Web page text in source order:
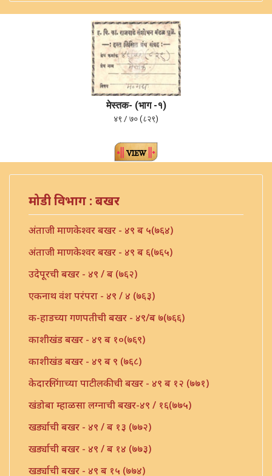
मेस्तक- (भाग -१)
४९ / ७० (८२९)
मोडी विभाग : बखर
अंताजी माणकेश्वर बखर - ४९ ब ५(७६४)
अंताजी माणकेश्वर बखर - ४९ ब ६(७६५)
उदेपूरची बखर - ४९ / ब (७६२)
एकनाथ वंश परंपरा - ४९ / ४ (७६३)
क-हाडच्या गणपतीची बखर - ४९/ब ७(७६६)
काशीखंड बखर - ४९ ब १०(७६९)
काशीखंड बखर - ४९ ब ९ (७६८)
केदारलिंगाच्या पाटीलकीची बखर - ४९ ब १२ (७७१)
खंडोबा म्हाळसा लग्नाची बखर-४९ / १६(७७५)
खर्ड्याची बखर - ४९ / ब १३ (७७२)
खर्ड्याची बखर - ४९ / ब १४ (७७३)
खर्ड्याची बखर - ४९ ब १५ (७७४)